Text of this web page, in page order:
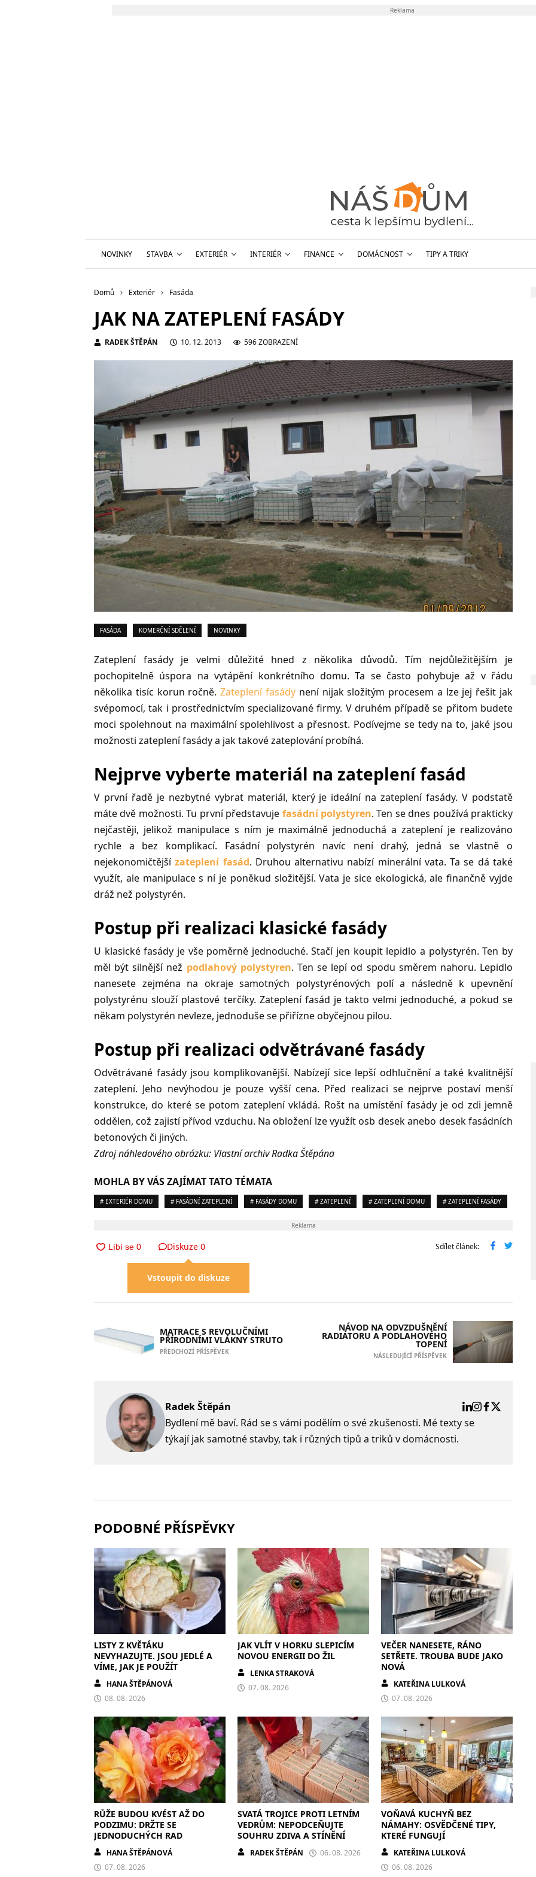
Reklama
NOVINKY STAVBA EXTERIÉR INTERIÉR FINANCE DOMÁCNOST TIPY A TRIKY
Domů Exteriér Fasáda
JAK NA ZATEPLENÍ FASÁDY
RADEK ŠTĚPÁN 10. 12. 2013 596 ZOBRAZENÍ
FASÁDA KOMERČNÍ SDĚLENÍ NOVINKY
Zateplení fasády je velmi důležité hned z několika důvodů. Tím nejdůležitějším je
pochopitelně úspora na vytápění konkrétního domu. Ta se často pohybuje až v řádu
několika tisíc korun ročně.Zateplení fasádynení nijak složitým procesem a lze jej řešit jak
svépomocí, tak i prostřednictvím specializované firmy. V druhém případě se přitom budete
moci spolehnout na maximální spolehlivost a přesnost. Podívejme se tedy na to, jaké jsou
možnosti zateplení fasády a jak takové zateplování probíhá.
Nejprve vyberte materiál na zateplení fasád
V první řadě je nezbytné vybrat materiál, který je ideální na zateplení fasády. V podstatě
máte dvě možnosti. Tu první představuje fasádní polystyren. Ten se dnes používá prakticky
nejčastěji, jelikož manipulace s ním je maximálně jednoduchá a zateplení je realizováno
rychle a bez komplikací. Fasádní polystyrén navíc není drahý, jedná se vlastně o
nejekonomičtějšízateplení fasád. Druhou alternativu nabízí minerální vata. Ta se dá také
využít, ale manipulace s ní je poněkud složitější. Vata je sice ekologická, ale finančně vyjde
dráž než polystyrén.
Postup při realizaci klasické fasády
U klasické fasády je vše poměrně jednoduché. Stačí jen koupit lepidlo a polystyrén. Ten by
měl být silnější než podlahový polystyren. Ten se lepí od spodu směrem nahoru. Lepidlo
nanesete zejména na okraje samotných polystyrénových polí a následně k upevnění
polystyrénu slouží plastové terčíky. Zateplení fasád je takto velmi jednoduché, a pokud se
někam polystyrén nevleze, jednoduše se přiřízne obyčejnou pilou.
Postup při realizaci odvětrávané fasády
Odvětrávané fasády jsou komplikovanější. Nabízejí sice lepší odhlučnění a také kvalitnější
zateplení. Jeho nevýhodou je pouze vyšší cena. Před realizaci se nejprve postaví menší
konstrukce, do které se potom zateplení vkládá. Rošt na umístění fasády je od zdi jemně
oddělen, což zajistí přívod vzduchu. Na obložení lze využít osb desek anebo desek fasádních
betonových či jiných.
Zdroj náhledového obrázku: Vlastní archiv Radka Štěpána
MOHLA BY VÁS ZAJÍMAT TATO TÉMATA
# EXTERIÉR DOMU # FASÁDNÍ ZATEPLENÍ # FASÁDY DOMU # ZATEPLENÍ # ZATEPLENÍ DOMU # ZATEPLENÍ FASÁDY
Reklama
Diskuze 0
Vstoupit do diskuze
Sdílet článek:
MATRACE S REVOLUČNÍMI
PŘÍRODNÍMI VLÁKNY STRUTO
PŘEDCHOZÍ PŘÍSPĚVEK
NÁVOD NA ODVZDUŠNĚNÍ
RADIÁTORU A PODLAHOVÉHO
TOPENÍ
NÁSLEDUJÍCÍ PŘÍSPĚVEK
Radek Štěpán
Bydlení mě baví. Rád se s vámi podělím o své zkušenosti. Mé texty se
týkají jak samotné stavby, tak i různých tipů a triků v domácnosti.
PODOBNÉ PŘÍSPĚVKY
LISTY Z KVĚTÁKU
NEVYHAZUJTE. JSOU JEDLÉ A
VÍME, JAK JE POUŽÍT
HANA ŠTĚPÁNOVÁ
08. 08. 2026
JAK VLÍT V HORKU SLEPICÍM
NOVOU ENERGII DO ŽIL
LENKA STRAKOVÁ
07. 08. 2026
VEČER NANESETE, RÁNO
SETŘETE. TROUBA BUDE JAKO
NOVÁ
KATEŘINA LULKOVÁ
07. 08. 2026
RŮŽE BUDOU KVÉST AŽ DO
PODZIMU: DRŽTE SE
JEDNODUCHÝCH RAD
HANA ŠTĚPÁNOVÁ
07. 08. 2026
SVATÁ TROJICE PROTI LETNÍM
VEDRŮM: NEPODCEŇUJTE
SOUHRU ZDIVA A STÍNĚNÍ
RADEK ŠTĚPÁN 06. 08. 2026
VOŇAVÁ KUCHYŇ BEZ
NÁMAHY: OSVĚDČENÉ TIPY,
KTERÉ FUNGUJÍ
KATEŘINA LULKOVÁ
06. 08. 2026